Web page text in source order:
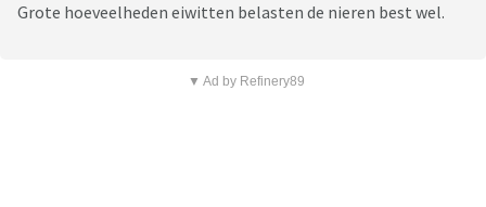
Grote hoeveelheden eiwitten belasten de nieren best wel.
▼ Ad by Refinery89